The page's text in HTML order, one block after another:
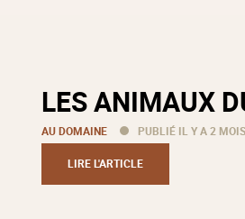
LES ANIMAUX
AU DOMAINE PUBLIÉ IL Y A 2 MOIS
LIRE L'ARTICLE